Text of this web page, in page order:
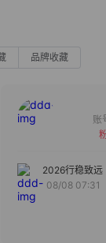
品牌收藏
2026行稳致远
08/08 07:31